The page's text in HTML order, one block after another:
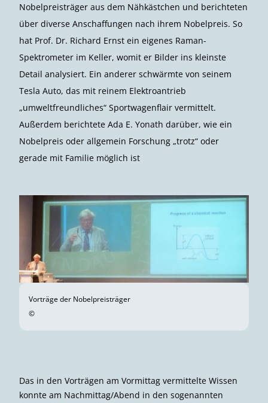
Nobelpreisträger aus dem Nähkästchen und berichteten
über diverse Anschaffungen nach ihrem Nobelpreis. So
hat Prof. Dr. Richard Ernst ein eigenes Raman-
Spektrometer im Keller, womit er Bilder ins kleinste
Detail analysiert. Ein anderer schwärmte von seinem
Tesla Auto, das mit reinem Elektroantrieb
„umweltfreundliches“ Sportwagenflair vermittelt.
Außerdem berichtete Ada E. Yonath darüber, wie ein
Nobelpreis oder allgemein Forschung „trotz“ oder
gerade mit Familie möglich ist
Vorträge der Nobelpreisträger
©
Das in den Vorträgen am Vormittag vermittelte Wissen
konnte am Nachmittag/Abend in den sogenannten